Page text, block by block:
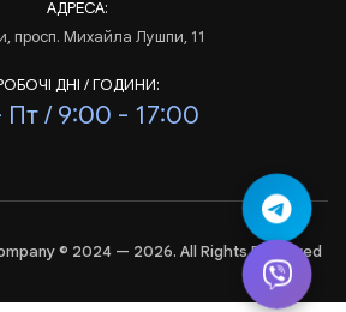
АДРЕСА:
просп. Михайла Лушпи, 11
ДНІ / ГОДИНИ:
Пт / 9:00 - 17:00
© 2024 — 2026. All Rights Reserved